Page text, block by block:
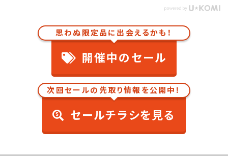
思わぬ限定品に出会えるかも！
開催中のセール
次回セールの先取り情報を公開中！
セールチラシを見る